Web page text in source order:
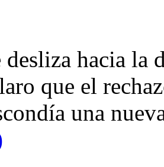
desliza hacia
que el
una